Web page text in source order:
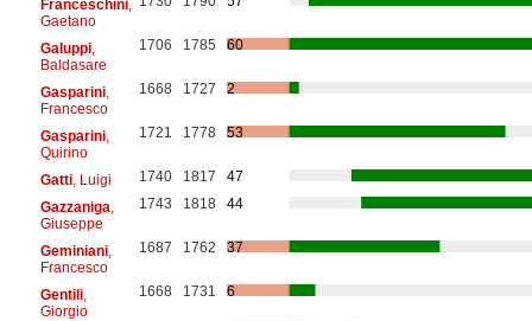
Franceschini,
Gaetano
Galuppi,
Baldasare
1706 1785 60
Gasparini,
Francesco
1668 1727 2
Gasparini,
Quirino
1721 1778 53
Gatti, Luigi 1740 1817
47
Gazzaniga
Giuseppe
1743 1818 44
Geminiani,
Francesco
1687 1762 37
Gentili,
Giorgio
1668 1731 6